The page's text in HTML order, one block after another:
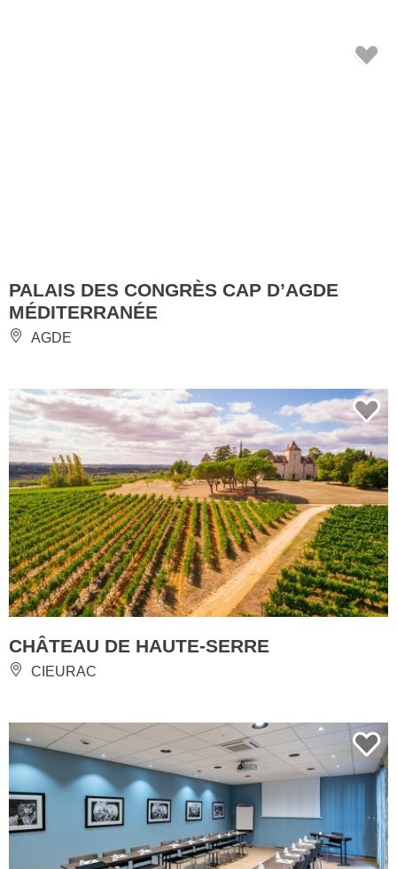
PALAIS DES CONGRÈS CAP D’AGDE
MÉDITERRANÉE
AGDE
CHÂTEAU DE HAUTE-SERRE
CIEURAC